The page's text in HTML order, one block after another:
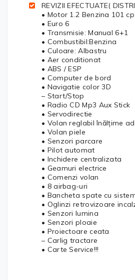
REVIZII EFECTUATE(
• Motor 1.2 Benzina 101
• Euro 6
• Transmisie: Manual 6+1
• Combustibil:Benzina
• Culoare: Albastru
• Aer conditionat
• ABS / ESP
• Computer de bord
• Navigatie color 3D
– Start/Stop
• Radio CD Mp3 Aux Stick
• Servodirectie
• Volan reglabil înălțime
• Volan piele
• Senzori parcare
• Pilot automat
• Inchidere centralizata
• Geamuri electrice
• Comenzi volan
• 8 airbag-uri
• Bancheta spate cu
• Oglinzi retrovizoare
• Senzori lumina
• Senzori ploaie
• Proiectoare ceata
– Carlig tractare
• Carte Service!!!